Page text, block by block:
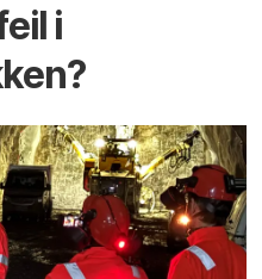
i